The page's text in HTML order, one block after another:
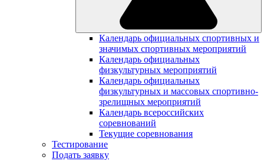
Календарь официальных спортивных и
значимых спортивных мероприятий
Календарь официальных
физкультурных мероприятий
Календарь официальных
физкультурных и массовых спортивно-
зрелищных мероприятий
Календарь всероссийских
соревнований
Текущие соревнования
Тестирование
Подать заявку